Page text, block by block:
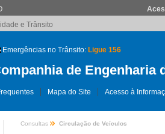
e Trânsito
Emergências no Trânsito: Ligue 156
de Engenharia
Mapa do Site Acesso à
Consultas Circulação de Veículos